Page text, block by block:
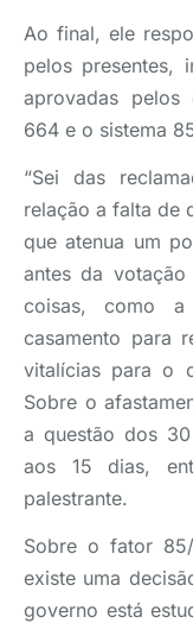
Ao final, ele
pelos presentes,
aprovadas pelos
664 e o sistema
“Sei das
relação a falta de
que atenua um
antes da
coisas, como
casamento para
vitalícias para o
Sobre o
a questão dos
aos 15 dias,
palestrante.
Sobre o fator
existe uma
governo está